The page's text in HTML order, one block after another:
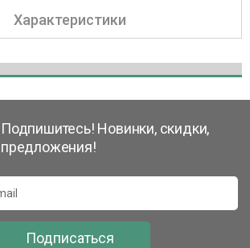
Характеристики
Подпишитесь! Новинки, скидки,
предложения!
Подписаться